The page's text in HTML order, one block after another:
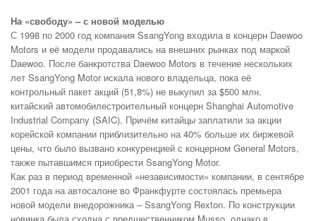
На «свободу» – с новой моделью
С 1998 по 2000 год компания SsangYong входила в концерн Daewoo
Motors и её модели продавались на внешних рынках под маркой
Daewoo. После банкротства Daewoo Motors в течение нескольких
лет SsangYong Motor искала нового владельца, пока её
контрольный пакет акций (51,8%) не выкупил за $500 млн.
китайский автомобилестроительный концерн Shanghai Automotive
Industrial Company (SAIC). Причём китайцы заплатили за акции
корейской компании приблизительно на 40% больше их биржевой
цены, что было вызвано конкуренцией с концерном General Motors,
также пытавшимся приобрести SsangYong Motor.
Как раз в период временной «независимости» компании, в сентябре
2001 года на автосалоне во Франкфурте состоялась премьера
новой модели внедорожника – SsangYong Rexton. По конструкции